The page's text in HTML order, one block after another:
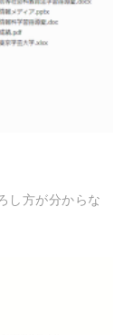
し方が分からな